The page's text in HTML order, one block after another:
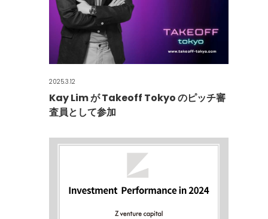
2025.3.12
Kay Lim が Takeoff Tokyo のピッチ審
査員として参加